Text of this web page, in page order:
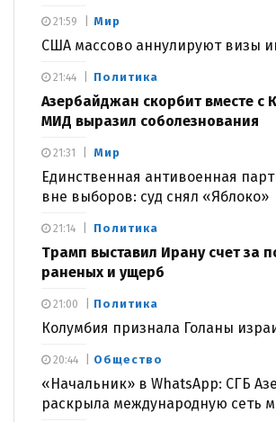
Мир
США массово аннулируют визы
21:59
Политика
Азербайджан скорбит вместе с
МИД выразил соболезнования
21:44
Мир
Единственная антивоенная
вне выборов: суд снял «Яблоко»
21:31
Политика
Трамп выставил Ирану счет за
раненых и ущерб
21:14
Политика
Колумбия признала Голаны
21:00
Общество
«Начальник» в WhatsApp: СГБ
раскрыла международную сеть
20:44